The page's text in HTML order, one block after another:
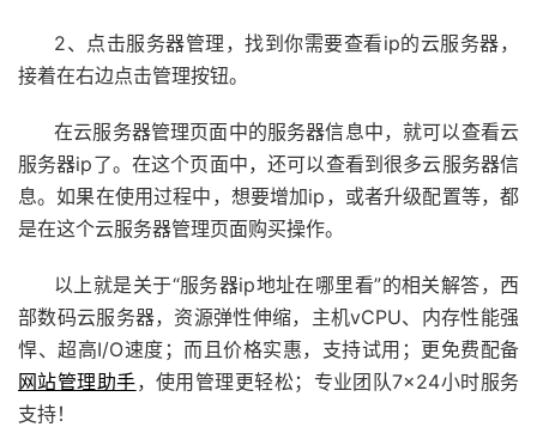
2、点击服务器管理，找到你需要查看ip的云服务器，
接着在右边点击管理按钮。
在云服务器管理页面中的服务器信息中，就可以查看云
服务器ip了。在这个页面中，还可以查看到很多云服务器信
息。如果在使用过程中，想要增加ip，或者升级配置等，都
是在这个云服务器管理页面购买操作。
以上就是关于“服务器ip地址在哪里看”的相关解答，西
部数码云服务器，资源弹性伸缩，主机vCPU、内存性能强
悍、超高I/O速度；而且价格实惠，支持试用；更免费配备
网站管理助手，使用管理更轻松；专业团队7×24小时服务
支持！